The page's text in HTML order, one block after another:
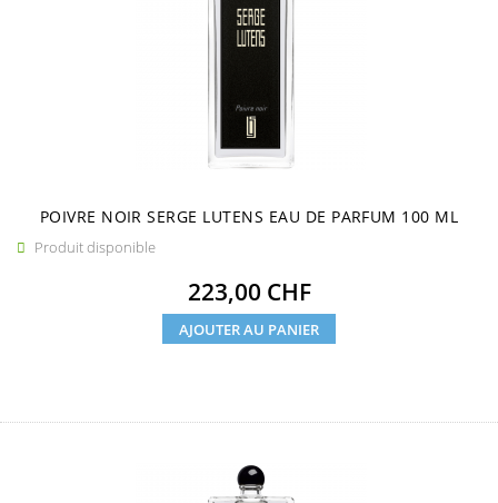
POIVRE NOIR SERGE LUTENS EAU DE PARFUM 100 ML
 Produit disponible
Prix
223,00 CHF
AJOUTER AU PANIER